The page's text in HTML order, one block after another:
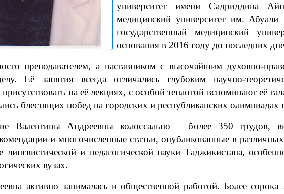
университет имени Садриддина
медицинский университет им.
государственный медицинский
основания в 2016 году до последних
преподавателем, а наставником с высочайшим духовно-
Её занятия всегда отличались глубоким научно-
присутствовать на её лекциях, с особой теплотой вспоминают её
блестящих побед на городских и республиканских олимпиадах
Валентины Андреевны колоссально – более 350 трудов,
и многочисленные статьи, опубликованные в
лингвистической и педагогической науки Таджикистана,
вузах.
активно занималась и общественной работой. Более